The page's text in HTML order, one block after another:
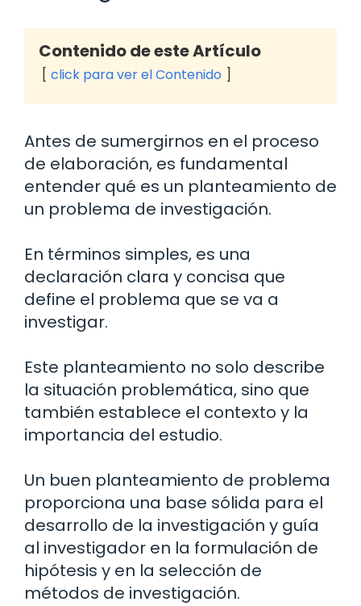
Contenido de este Artículo
click para ver el Contenido
Antes de sumergirnos en el proceso
de elaboración, es fundamental
entender qué es un planteamiento de
un problema de investigación.
En términos simples, es una
declaración clara y concisa que
define el problema que se va a
investigar.
Este planteamiento no solo describe
la situación problemática, sino que
también establece el contexto y la
importancia del estudio.
Un buen planteamiento de problema
proporciona una base sólida para el
desarrollo de la investigación y guía
al investigador en la formulación de
hipótesis y en la selección de
métodos de investigación.